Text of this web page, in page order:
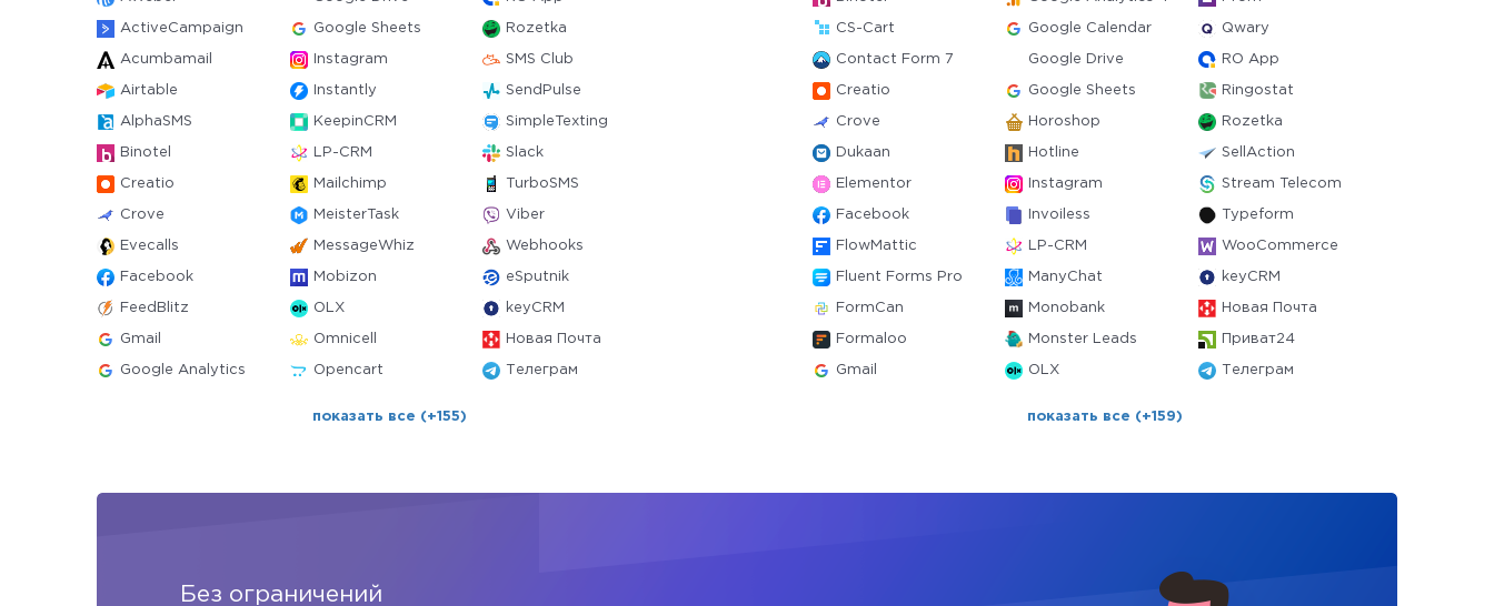
ActiveCampaign Google Sheets Rozetka
Acumbamail Instagram SMS Club
Airtable Instantly SendPulse
AlphaSMS KeepinCRM SimpleTexting
Binotel LP-CRM Slack
Creatio Mailchimp TurboSMS
Crove MeisterTask Viber
Evecalls MessageWhiz Webhooks
Facebook Mobizon eSputnik
FeedBlitz OLX keyCRM
Gmail Omnicell Новая Почта
Google Analytics Opencart Телеграм
показать все (+155)
CS-Cart Google Calendar Qwary
Contact Form 7 Google Drive RO App
Creatio Google Sheets Ringostat
Crove Horoshop Rozetka
Dukaan Hotline SellAction
Elementor Instagram Stream Telecom
Facebook Invoiless Typeform
FlowMattic LP-CRM WooCommerce
Fluent Forms Pro ManyChat keyCRM
FormCan Monobank Новая Почта
Formaloo Monster Leads Приват24
Gmail OLX Телеграм
показать все (+159)
Без ограничений